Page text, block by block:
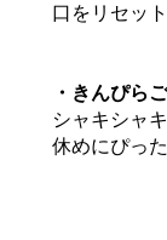
口をリセッ
・きんぴら
シャキシャ
休めにぴった